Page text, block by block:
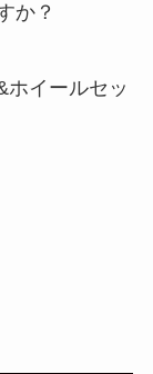
か？
ホイールセッ